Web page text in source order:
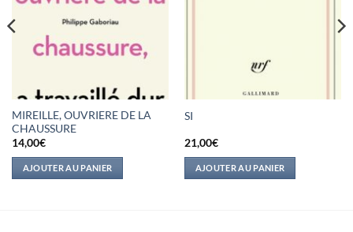
MIREILLE, OUVRIERE DE LA
CHAUSSURE
14,00€
AJOUTER AU PANIER
SI
21,00€
AJOUTER AU PANIER